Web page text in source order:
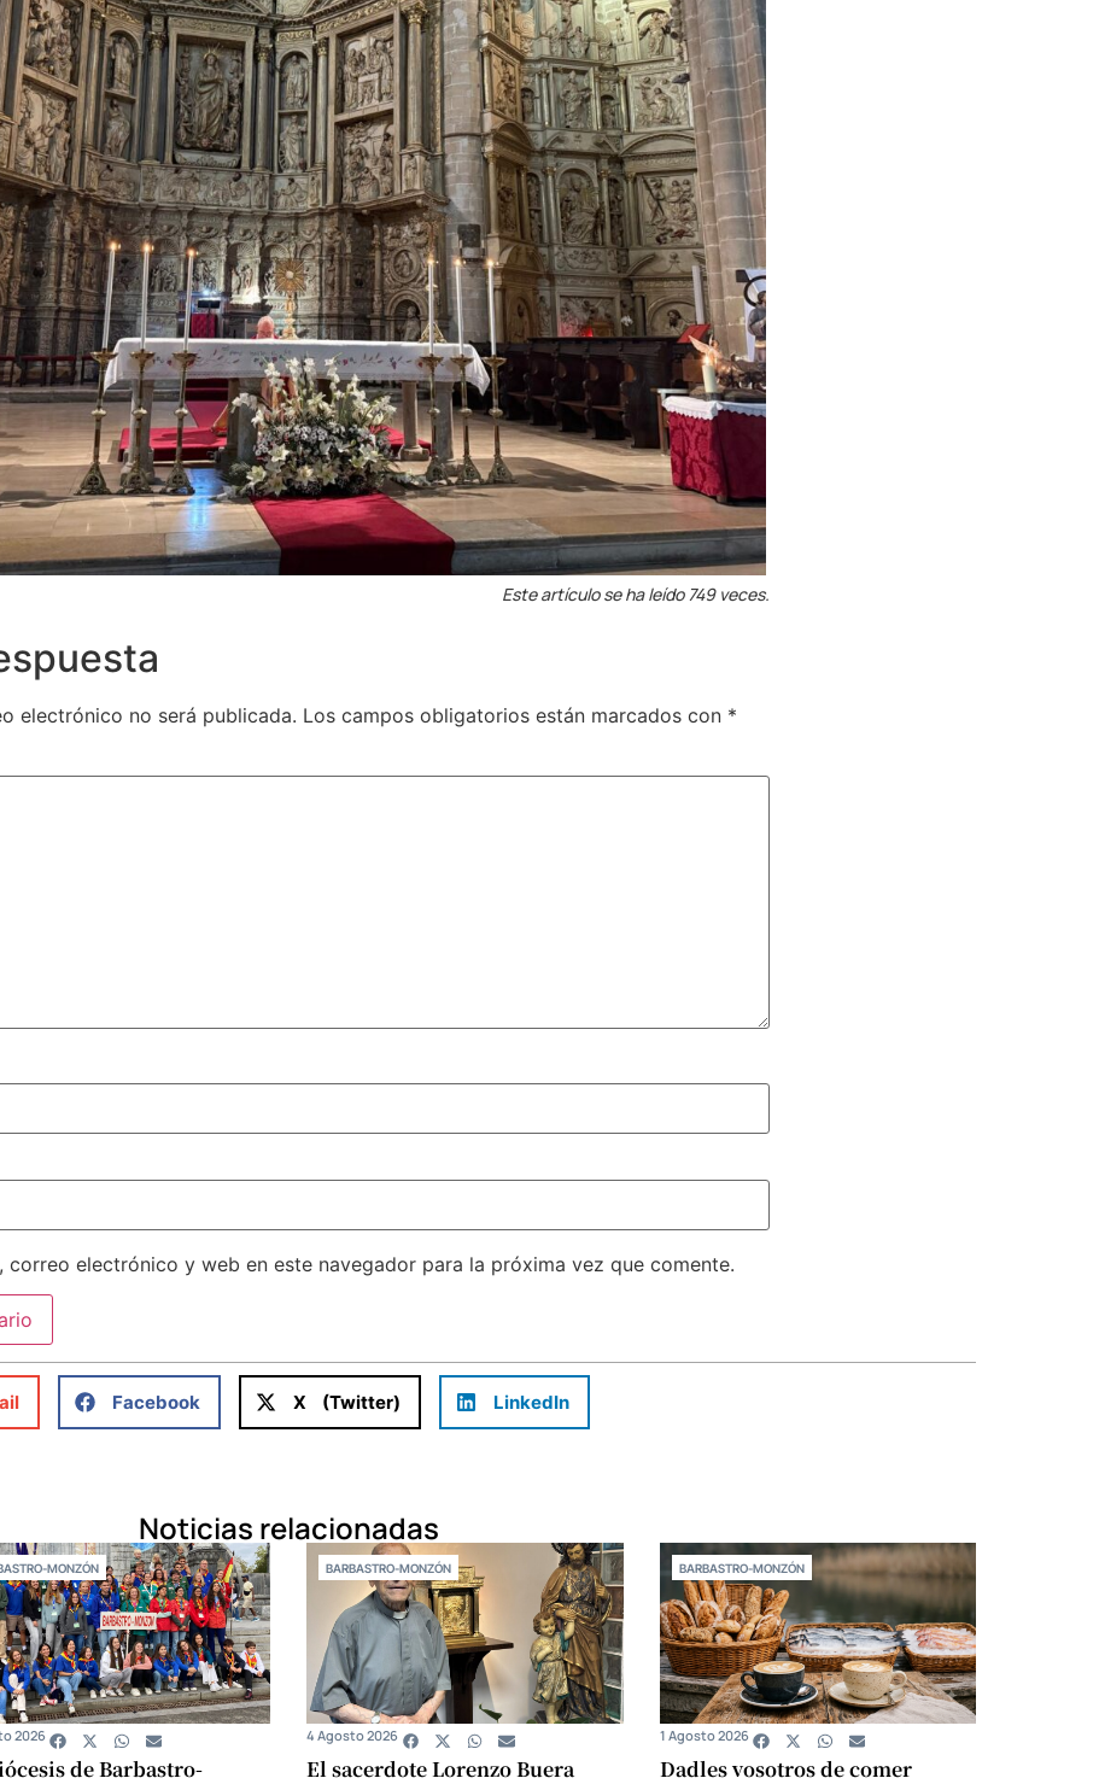
Este artículo se ha leído 749 veces.
electrónico no será publicada. Los campos obligatorios están marcados con *
correo electrónico y web en este navegador para la próxima vez que comente.
Facebook X (Twitter) LinkedIn
Noticias relacionadas
MONZÓN
de Barbastro-
2026
BARBASTRO-MONZÓN
El sacerdote Lorenzo Buera
4 Agosto 2026
BARBASTRO-MONZÓN
Dadles vosotros de comer
1 Agosto 2026